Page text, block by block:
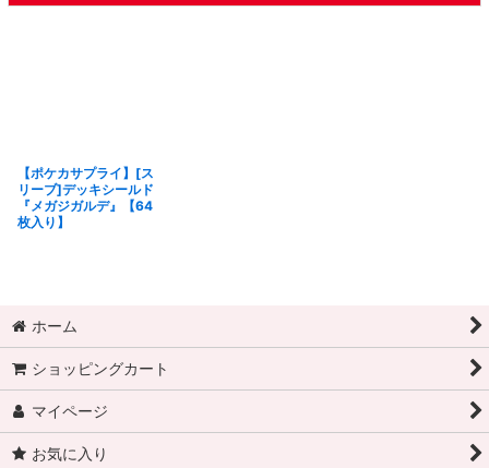
【ポケカサプライ】[ス
リーブ]デッキシールド
『メガジガルデ』【64
枚入り】
ホーム
ショッピングカート
マイページ
お気に入り